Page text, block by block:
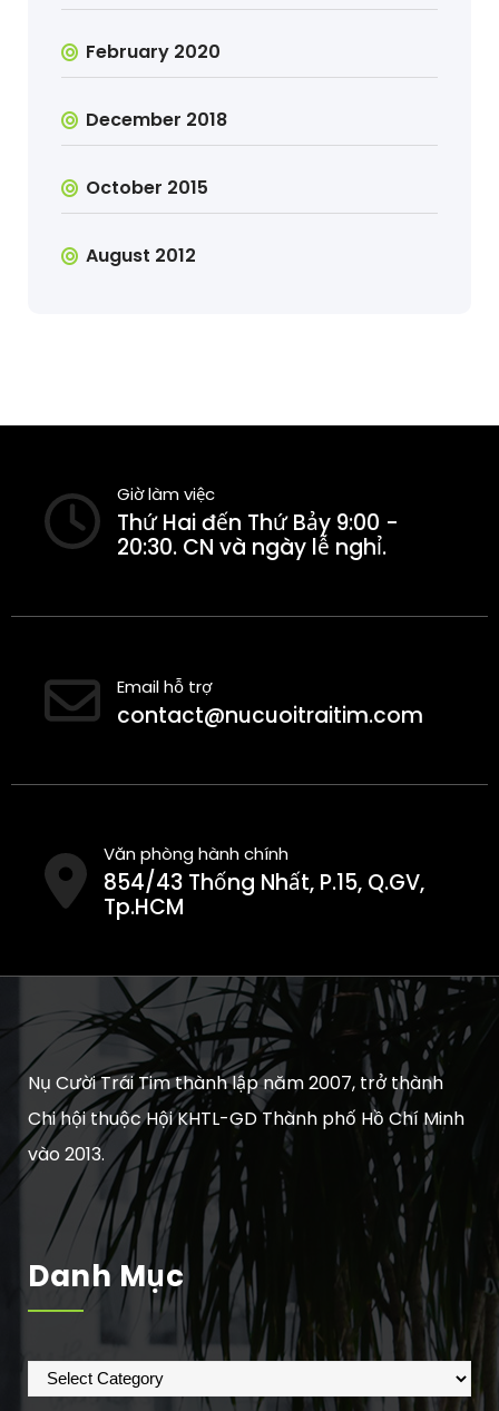
February 2020
December 2018
October 2015
August 2012
Giờ làm việc
Thứ Hai đến Thứ Bảy 9:00 -
20:30. CN và ngày lễ nghỉ.
Email hỗ trợ
contact@nucuoitraitim.com
Văn phòng hành chính
854/43 Thống Nhất, P.15, Q.GV,
Tp.HCM
Nụ Cười Trái Tim thành lập năm 2007, trở thành
Chi hội thuộc Hội KHTL-GD Thành phố Hồ Chí Minh
vào 2013.
Danh Mục
Danh
mục